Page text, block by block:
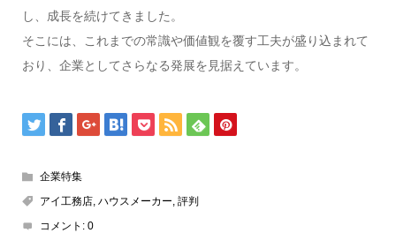
し、成長を続けてきました。
そこには、これまでの常識や価値観を覆す工夫が盛り込まれて
おり、企業としてさらなる発展を見据えています。
企業特集
アイ工務店, ハウスメーカー, 評判
コメント: 0